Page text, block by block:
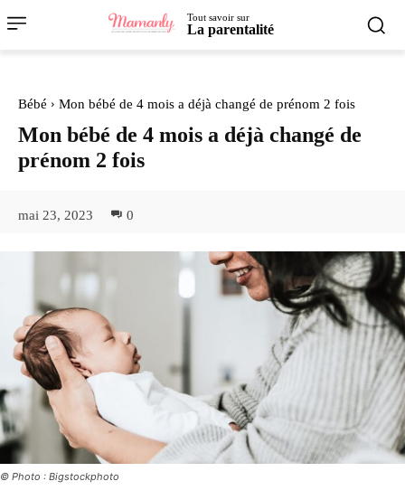
Tout savoir sur
La parentalité
Bébé Mon bébé de 4 mois a déjà changé de prénom 2 fois
Mon bébé de 4 mois a déjà changé de
prénom 2 fois
mai 23, 2023 0
© Photo : Bigstockphoto